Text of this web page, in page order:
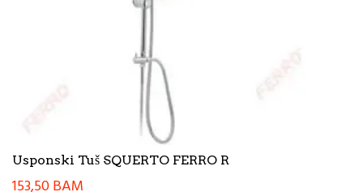
Usponski Tuš SQUERTO FERRO R
153,50BAM